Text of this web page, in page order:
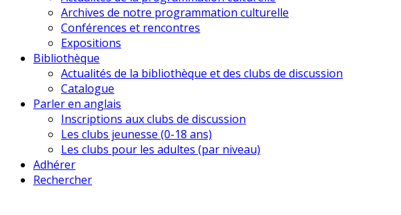
Archives de notre programmation culturelle
Conférences et rencontres
Expositions
Bibliothèque
Actualités de la bibliothèque et des clubs de discussion
Catalogue
Parler en anglais
Inscriptions aux clubs de discussion
Les clubs jeunesse (0-18 ans)
Les clubs pour les adultes (par niveau)
Adhérer
Rechercher